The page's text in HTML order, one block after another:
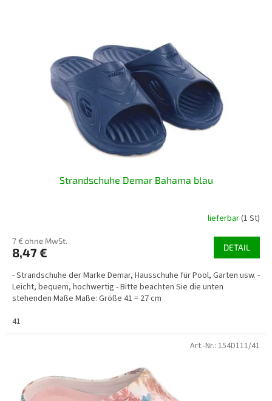
Strandschuhe Demar Bahama blau
lieferbar(1 St)
7 € ohne MwSt.
8,47 € DETAIL
- Strandschuhe der Marke Demar, Hausschuhe für Pool, Garten usw. -
Leicht, bequem, hochwertig - Bitte beachten Sie die unten
stehenden Maße Maße: Größe 41 = 27 cm
41
Art.-Nr.: 154D111/41